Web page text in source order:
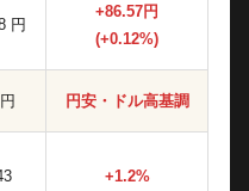
円
+86.57円
(+0.12%)
円安・ドル高基調
+1.2%